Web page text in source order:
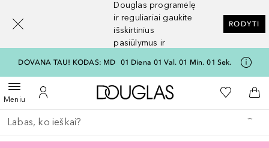
Douglas programėlę
ir reguliariai gaukite
išskirtinius
pasiūlymus ir
RODYTI
DOVANA TAU! KODAS: MD 01 Diena 01 Val. 01 Min. 01 Sek.
MeniuAtidaryti meniuĮ mano paskyrą
Į Douglas pagrindinį
Į mano
Į
Grįžk atgal
Vykdykite paiešką
[navigation.slideout.screenreader]